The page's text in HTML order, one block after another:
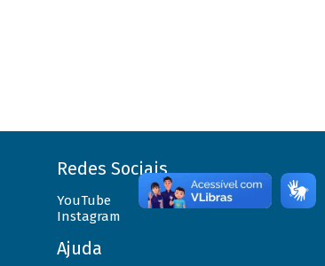
Redes Sociais
YouTube
Instagram
Ajuda